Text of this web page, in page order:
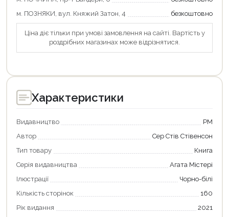
м. ПОЗНЯКИ, вул. Княжий Затон, 4
безкоштовно
Ціна діє тільки при умові замовлення на сайті. Вартість у
роздрібних магазинах може відрізнятися.
Характеристики
Видавництво
РМ
Автор
Сер Стів Стівенсон
Тип товару
Книга
Серія видавництва
Агата Містері
Ілюстрації
Чорно-білі
Кількість сторінок
160
Рік видання
2021
Оформити замовлення